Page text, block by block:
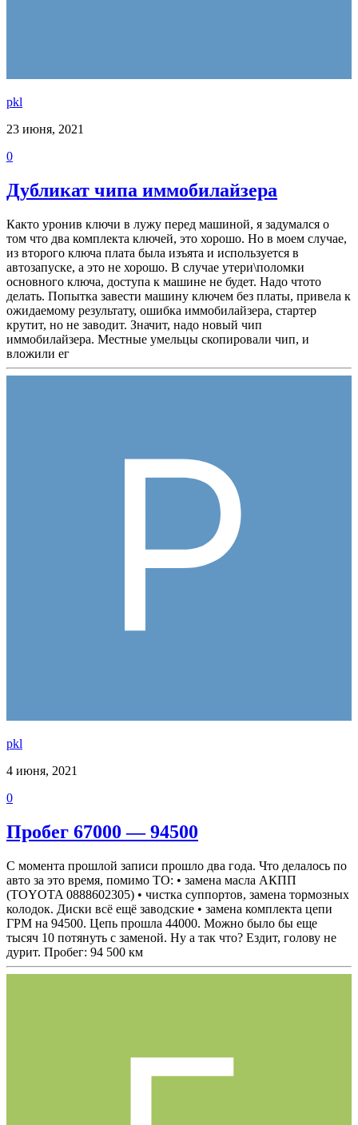
pkl
23 июня, 2021
0
Дубликат чипа иммобилайзера
Както уронив ключи в лужу перед машиной, я задумался о
том что два комплекта ключей, это хорошо. Но в моем случае,
из второго ключа плата была изъята и используется в
автозапуске, а это не хорошо. В случае утери\поломки
основного ключа, доступа к машине не будет. Надо чтото
делать. Попытка завести машину ключем без платы, привела к
ожидаемому результату, ошибка иммобилайзера, стартер
крутит, но не заводит. Значит, надо новый чип
иммобилайзера. Местные умельцы скопировали чип, и
вложили ег
pkl
4 июня, 2021
0
Пробег 67000 — 94500
С момента прошлой записи прошло два года. Что делалось по
авто за это время, помимо ТО: • замена масла АКПП
(TOYOTA 0888602305) • чистка суппортов, замена тормозных
колодок. Диски всё ещё заводские • замена комплекта цепи
ГРМ на 94500. Цепь прошла 44000. Можно было бы еще
тысяч 10 потянуть с заменой. Ну а так что? Ездит, голову не
дурит. Пробег: 94 500 км